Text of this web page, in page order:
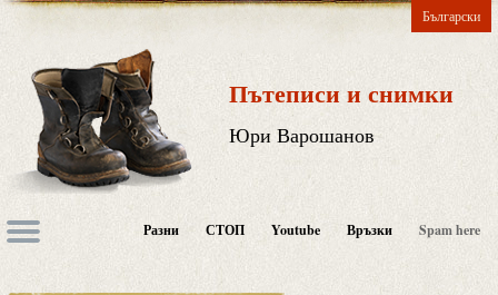
Български
Пътеписи и снимки
Юри Варошанов
Разни СТОП Youtube Връзки Spam here